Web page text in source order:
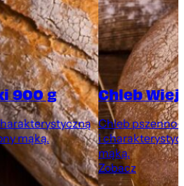
900 g
mąką.
Chleb
Chleb pszenno-
i
mąką.
Zobacz